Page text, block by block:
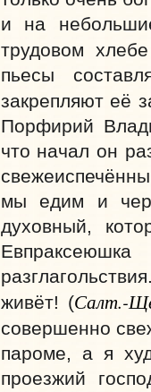
и на
трудовом
пьесы
закрепляют её
Порфирий
что начал он
мы едим и
духовный,
живёт! (Салт.-
совершенно
пароме, а я
проезжий